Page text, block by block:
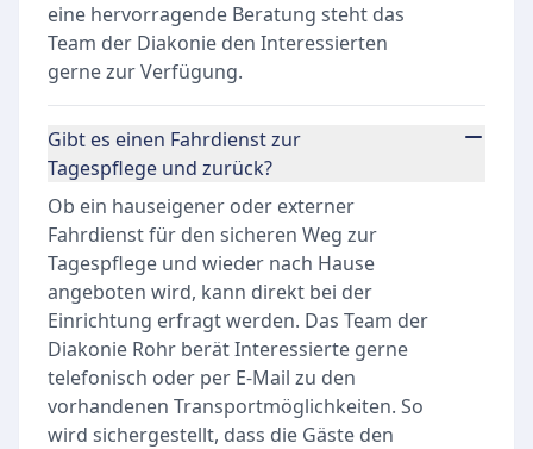
eine hervorragende Beratung steht das
Team der Diakonie den Interessierten
gerne zur Verfügung.
Gibt es einen Fahrdienst zur
Tagespflege und zurück?
Ob ein hauseigener oder externer
Fahrdienst für den sicheren Weg zur
Tagespflege und wieder nach Hause
angeboten wird, kann direkt bei der
Einrichtung erfragt werden. Das Team der
Diakonie Rohr berät Interessierte gerne
telefonisch oder per E-Mail zu den
vorhandenen Transportmöglichkeiten. So
wird sichergestellt, dass die Gäste den